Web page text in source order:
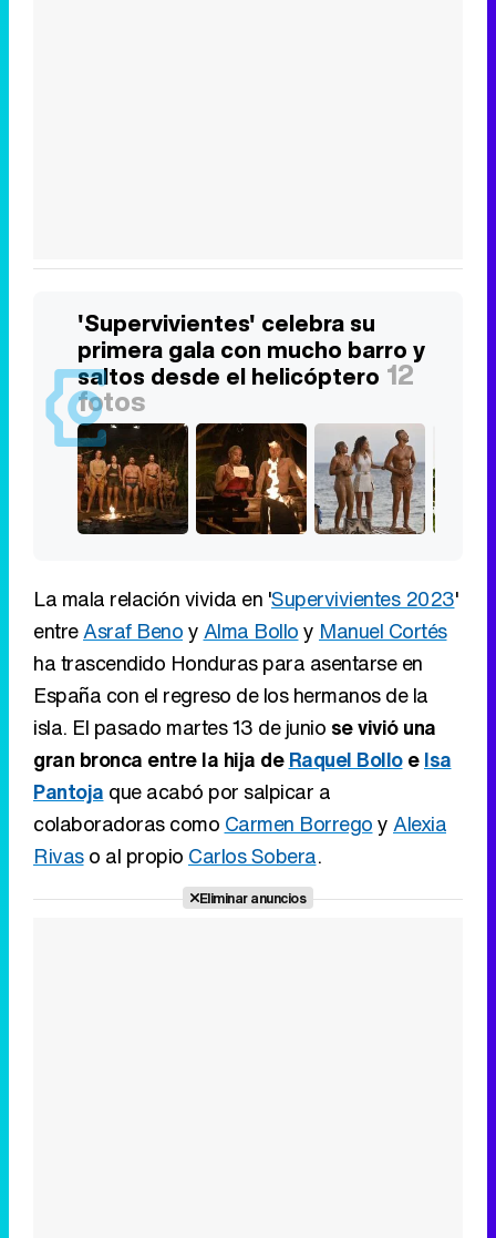
'Supervivientes' celebra su
primera gala con mucho barro y
saltos desde el helicóptero 12
fotos
La mala relación vivida en 'Supervivientes 2023'
entreAsraf BenoyAlma Bolloy Manuel Cortés
ha trascendido Honduras para asentarse en
España con el regreso de los hermanos de la
isla. El pasado martes 13 de junio se vivió una
gran bronca entre la hija deRaquel BolloeIsa
Pantoja que acabó por salpicar a
colaboradoras como Carmen BorregoyAlexia
Rivaso al propio Carlos Sobera.
Eliminar anuncios